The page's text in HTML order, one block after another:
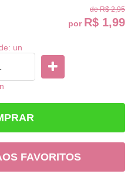
de R$ 2,95
por R$ 1,99
un
FAVORITOS